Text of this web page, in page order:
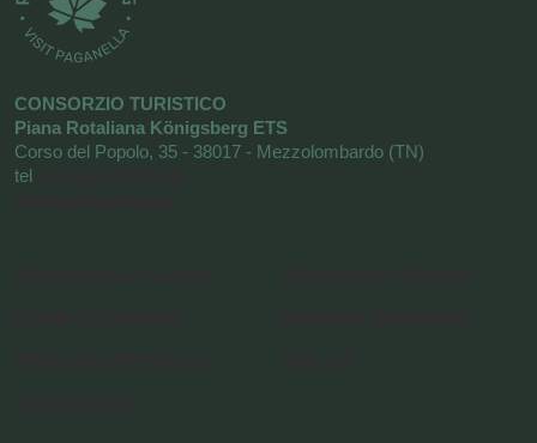
CONSORZIO TURISTICO
Piana Rotaliana Königsberg ETS
Corso del Popolo, 35 - 38017 - Mezzolombardo (TN)
tel